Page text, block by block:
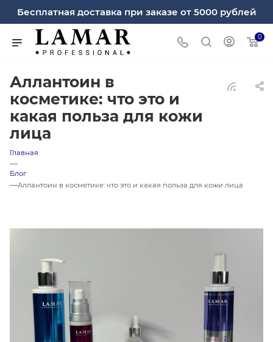
Бесплатная доставка при заказе от 5000 рублей
0
Аллантоин в
косметике: что это и
какая польза для кожи
лица
Главная
—
Блог
—Аллантоин в косметике: что это и какая польза для кожи лица